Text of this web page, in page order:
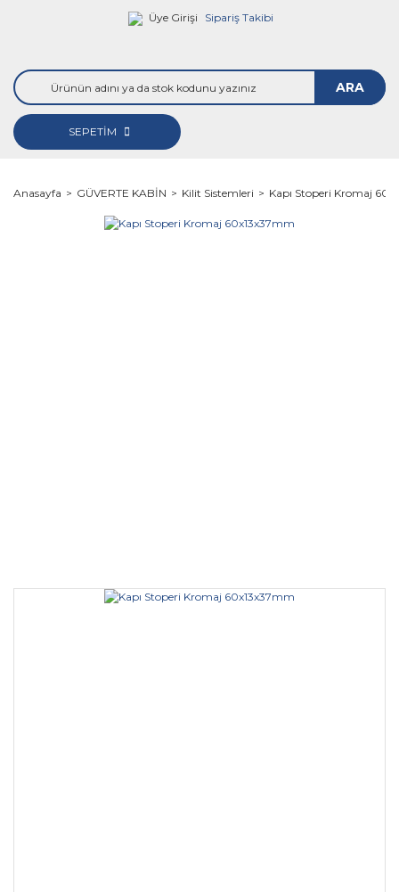
Üye Girişi Sipariş Takibi
ARA
SEPETİM
Anasayfa GÜVERTE KABİN Kilit Sistemleri Kapı Stoperi Kromaj